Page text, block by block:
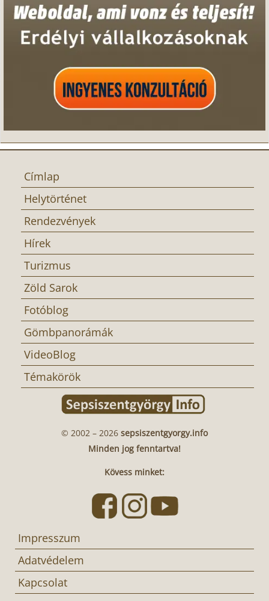
Címlap
Helytörténet
Rendezvények
Hírek
Turizmus
Zöld Sarok
Fotóblog
Gömbpanorámák
VideoBlog
Témakörök
© 2002 – 2026 sepsiszentgyorgy.info
Minden jog fenntartva!
Kövess minket:
Impresszum
Adatvédelem
Kapcsolat